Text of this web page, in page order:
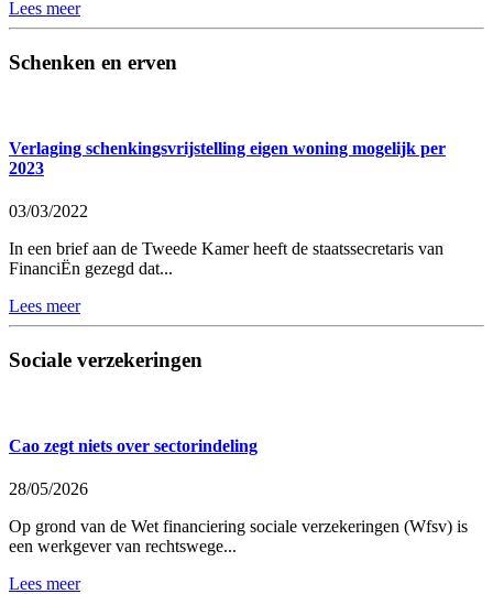
Lees meer
Schenken en erven
Verlaging schenkingsvrijstelling eigen woning mogelijk per
2023
03/03/2022
In een brief aan de Tweede Kamer heeft de staatssecretaris van
FinanciËn gezegd dat...
Lees meer
Sociale verzekeringen
Cao zegt niets over sectorindeling
28/05/2026
Op grond van de Wet financiering sociale verzekeringen (Wfsv) is
een werkgever van rechtswege...
Lees meer